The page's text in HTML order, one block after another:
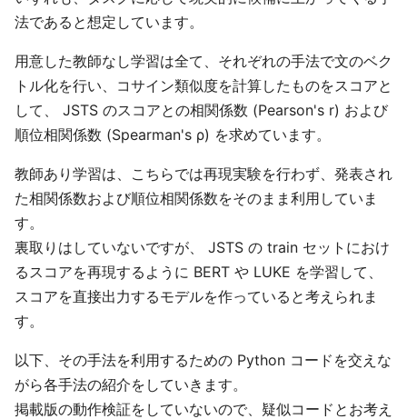
法であると想定しています。
用意した教師なし学習は全て、それぞれの手法で文のベク
トル化を行い、コサイン類似度を計算したものをスコアと
して、 JSTS のスコアとの相関係数 (Pearson's r) および
順位相関係数 (Spearman's ρ) を求めています。
教師あり学習は、こちらでは再現実験を行わず、発表され
た相関係数および順位相関係数をそのまま利用していま
す。
裏取りはしていないですが、 JSTS の train セットにおけ
るスコアを再現するように BERT や LUKE を学習して、
スコアを直接出力するモデルを作っていると考えられま
す。
以下、その手法を利用するための Python コードを交えな
がら各手法の紹介をしていきます。
掲載版の動作検証をしていないので、疑似コードとお考え